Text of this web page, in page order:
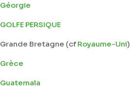
Géorgie
GOLFE PERSIQUE
Grande Bretagne (cf Royaume-Uni)
Grèce
Guatemala